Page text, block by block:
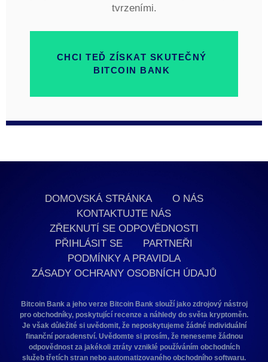
tvrzeními.
CHCI TEĎ ZÍSKAT SKUTEČNÝ
BITCOIN BANK
DOMOVSKÁ STRÁNKA
O NÁS
KONTAKTUJTE NÁS
ZŘEKNUTÍ SE ODPOVĚDNOSTI
PŘIHLÁSIT SE
PARTNEŘI
PODMÍNKY A PRAVIDLA
ZÁSADY OCHRANY OSOBNÍCH ÚDAJŮ
Bitcoin Bank a jeho verze Bitcoin Bank slouží jako zdrojový nástroj
pro obchodníky, poskytující recenze a náhledy do světa kryptoměn.
Je však důležité si uvědomit, že neposkytujeme žádné individuální
finanční poradenství. Uvědomte si prosím, že neneseme žádnou
odpovědnost za jakékoli ztráty vzniklé používáním obchodních
služeb třetích stran nebo automatizovaného obchodního softwaru.